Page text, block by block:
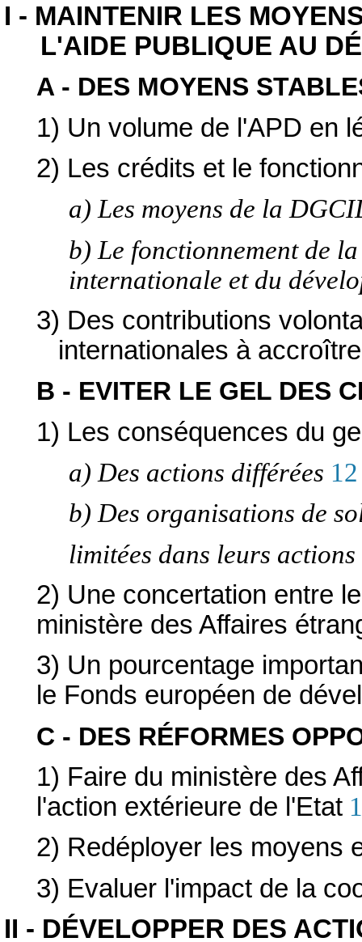
I - MAINTENIR LES
L'AIDE PUBLIQUE AU
A - DES MOYENS
1) Un volume de l'APD en
2) Les crédits et le
a) Les moyens de la
b) Le fonctionnement de
internationale et du
3) Des contributions
internationales à accroître
B - EVITER LE GEL DES
1) Les conséquences du
a) Des actions différées 12
b) Des organisations de
limitées dans leurs actions
2) Une concertation entre
ministère des Affaires
3) Un pourcentage
le Fonds européen de
C - DES RÉFORMES
1) Faire du ministère des
l'action extérieure de l'Etat
2) Redéployer les moyens
3) Evaluer l'impact de la
II - DÉVELOPPER DES